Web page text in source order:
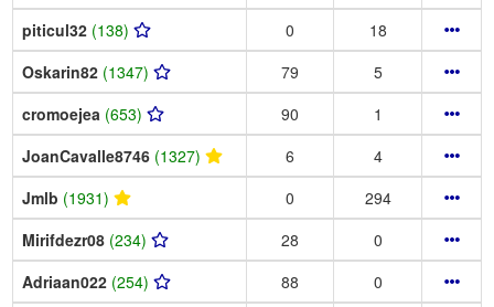
piticul32 (138) 0
18
Oskarin82 (1347) 79
5
cromoejea (653) 90
1
JoanCavalle8746 (1327) 6
4
Jmlb (1931) 0
294
Mirifdezr08 (234) 28
0
Adriaan022 (254) 88
0